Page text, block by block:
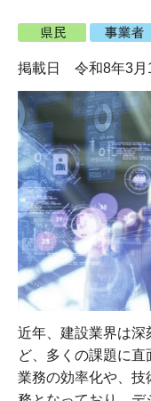
掲載日 令和8年3月
近年、建設業界は深
ど、多くの課題に直
業務の効率化や、技